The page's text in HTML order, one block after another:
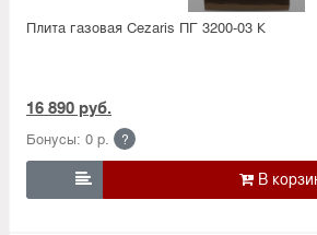
Плита газовая Cezaris ПГ 3200-03 К
16 890 руб.
Бонусы: 0 р. ?
